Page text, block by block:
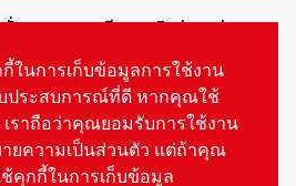
ลั่นกลองรบ! เตรียมลุยชิงส่วนแบ่งตลาด
านพิเศษ August 5, 2026
“MG IM Privilege” สิทธิพิเศษสำหรับ
พรีเมี่ยมของแบรนด์เอ็มจี
ในการเก็บข้อมูลการใช้งาน
ประสบการณ์ที่ดี หากคุณใช้
เราถือว่าคุณยอมรับการใช้งาน
ยความเป็นส่วนตัว แต่ถ้าคุณ
คุกกี้ในการเก็บข้อมูล